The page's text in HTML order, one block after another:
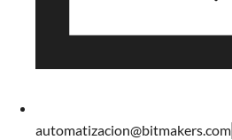
automatizacion@bitmakers.com